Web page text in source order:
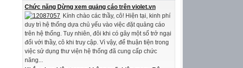
Chức năng Dừng xem quảng cáo trên violet.vn
Kính chào các thầy, cô! Hiện tại, kinh phí
duy trì hệ thống dựa chủ yếu vào việc đặt quảng cáo
trên hệ thống. Tuy nhiên, đôi khi có gây một số trở ngại
đối với thầy, cô khi truy cập. Vì vậy, để thuận tiện trong
việc sử dụng thư viện hệ thống đã cung cấp chức
năng...